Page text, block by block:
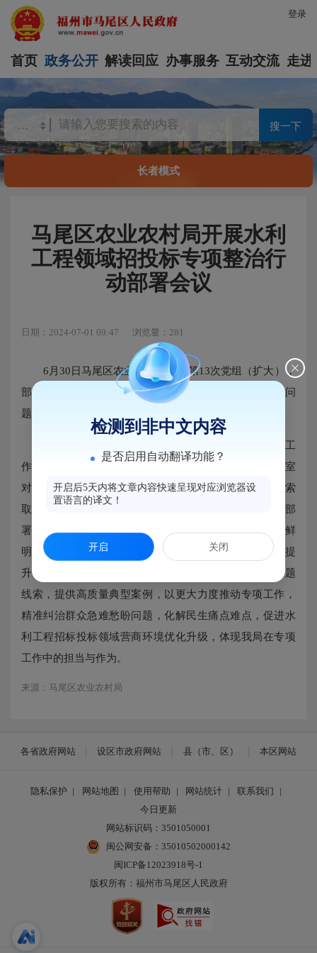
登录
首页 政务公开 解读回应 办事服务 互动交流 走进
搜一下
长者模式
马尾区农业农村局开展水利
工程领域招投标专项整治行
动部署会议
日期：2024-07-01 09:47 浏览量：281
6月30日马尾区农业农村局召开第13次党组（扩大），
部署开展水利工程领域招投标不规范影响营商环境突出问
题专项整治行动。
会议要求进一步夯实各工程负责人主体责任，传导工
作压力，加强对专项工作统筹协调和督导检查。相关科室
对整治工作认识程度明显提高，形成工作合力，问题线索
取得明显进展，工作态势呈现向上趋势。但还存在工作部
署反馈较慢，典型案例归纳提炼不够好，特色亮点不够鲜
明，过于单一化等问题。会议强调，相关科室要进一步提
升整治工作思想认识，凝聚工作合力，积极上报更多问题
线索，提供高质量典型案例，以更大力度推动专项工作，
精准纠治群众急难愁盼问题，化解民生痛点难点，促进水
利工程招标投标领域营商环境优化升级，体现我局在专项
工作中的担当与作为。
来源：马尾区农业农村局
各省政府网站 设区市政府网站 县（市、区） 本区网站
隐私保护 | 网站地图 | 使用帮助 | 网站统计 | 联系我们
|
今日更新
网站标识码：3501050001
闽公网安备：35010502000142
闽ICP备12023918号-1
版权所有：福州市马尾区人民政府
检测到非中文内容
是否启用自动翻译功能？
开启后5天内将文章内容快速呈现对应浏览器设
置语言的译文！
开启 关闭